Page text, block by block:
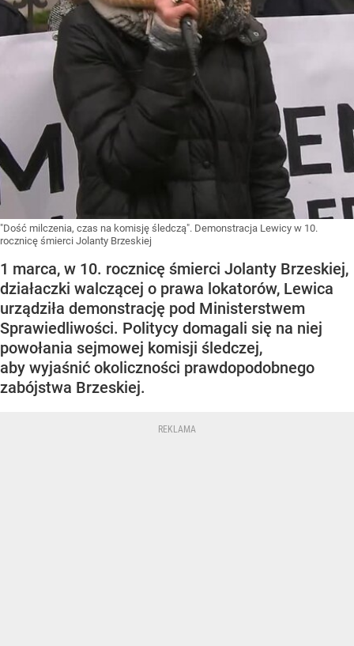
"Dość milczenia, czas na komisję śledczą". Demonstracja Lewicy w 10.
rocznicę śmierci Jolanty Brzeskiej
1 marca, w 10. rocznicę śmierci Jolanty Brzeskiej,
działaczki walczącej o prawa lokatorów, Lewica
urządziła demonstrację pod Ministerstwem
Sprawiedliwości. Politycy domagali się na niej
powołania sejmowej komisji śledczej,
aby wyjaśnić okoliczności prawdopodobnego
zabójstwa Brzeskiej.